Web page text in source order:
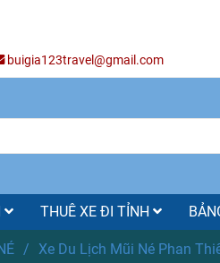
buigia123travel@gmail.com
THUÊ XE ĐI TỈNH
/ Xe Du Lịch Mũi Né Phan